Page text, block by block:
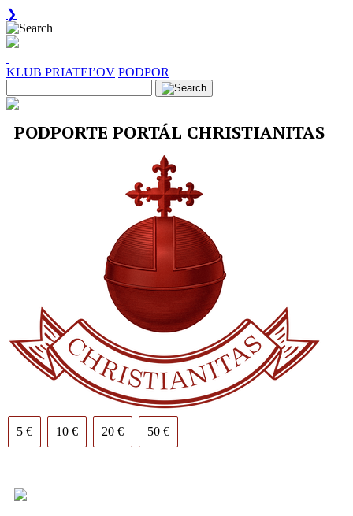
❯
KLUB PRIATEĽOV PODPOR
PODPORTE PORTÁL CHRISTIANITAS
5 € 10 € 20 € 50 €